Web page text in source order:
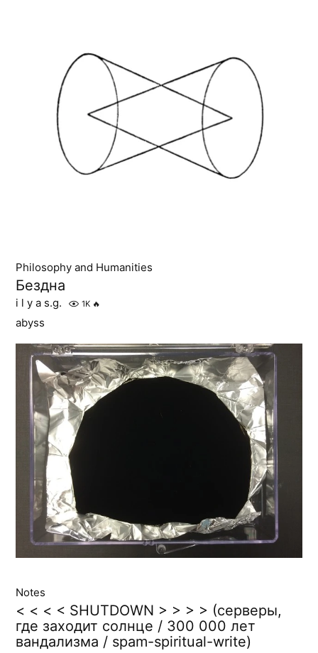
Philosophy and Humanities
Бездна
i l y a s.g. 1K 🔥
abyss
Notes
< < < < SHUTDOWN > > > > (серверы,
где заходит солнце / 300 000 лет
вандализма / spam-spiritual-write)